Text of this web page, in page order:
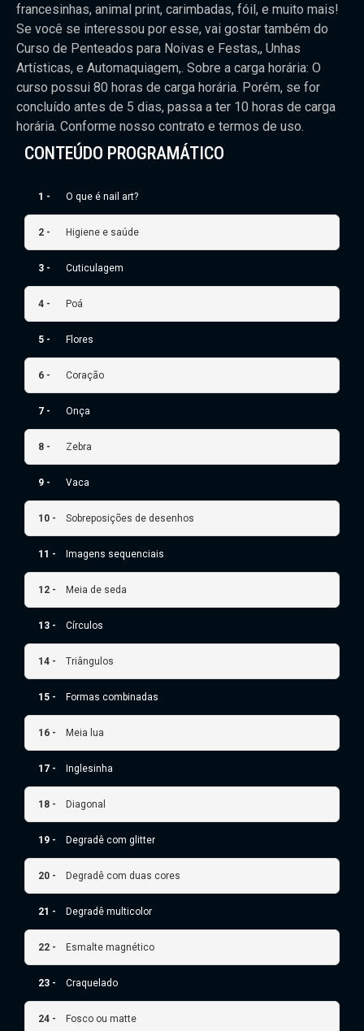
francesinhas, animal print, carimbadas, fóil, e muito mais!
Se você se interessou por esse, vai gostar também do
Curso de Penteados para Noivas e Festas,, Unhas
Artísticas, e Automaquiagem,. Sobre a carga horária: O
curso possui 80 horas de carga horária. Porém, se for
concluído antes de 5 dias, passa a ter 10 horas de carga
horária. Conforme nosso contrato e termos de uso.
CONTEÚDO PROGRAMÁTICO
1 - O que é nail art?
2 - Higiene e saúde
3 - Cuticulagem
4 - Poá
5 - Flores
6 - Coração
7 - Onça
8 - Zebra
9 - Vaca
10 - Sobreposições de desenhos
11 - Imagens sequenciais
12 - Meia de seda
13 - Círculos
14 - Triângulos
15 - Formas combinadas
16 - Meia lua
17 - Inglesinha
18 - Diagonal
19 - Degradê com glitter
20 - Degradê com duas cores
21 - Degradê multicolor
22 - Esmalte magnético
23 - Craquelado
24 - Fosco ou matte